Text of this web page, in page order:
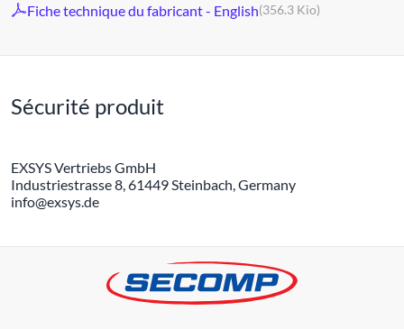
Fiche technique du fabricant - English(356.3 Kio)
Sécurité produit
EXSYS Vertriebs GmbH
Industriestrasse 8, 61449 Steinbach, Germany
info@exsys.de